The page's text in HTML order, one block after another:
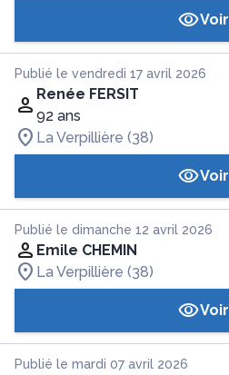
Voir
Publié le vendredi 17 avril 2026
Renée FERSIT
92 ans
La Verpillière (38)
Voir
Publié le dimanche 12 avril 2026
Emile CHEMIN
La Verpillière (38)
Voir
Publié le mardi 07 avril 2026